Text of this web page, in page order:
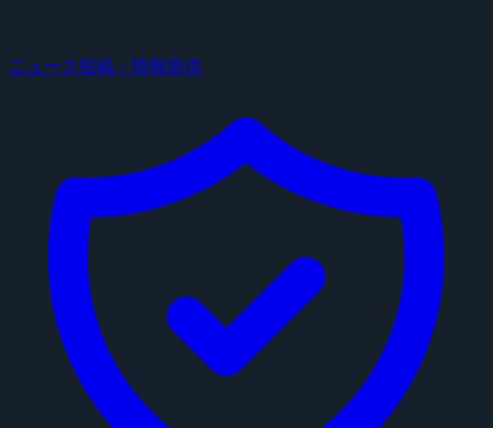
ニュース投稿・情報提供